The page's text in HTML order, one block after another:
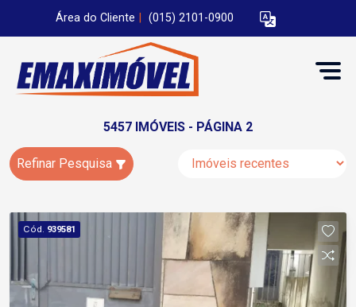
Área do Cliente (015) 2101-0900
5457 IMÓVEIS - PÁGINA 2
Refinar Pesquisa
Cód. 939581